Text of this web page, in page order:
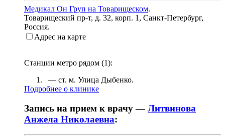
Медикал Он Груп на Товарищеском.
Товарищеский пр-т, д. 32, корп. 1 , Санкт-Петербург,
Россия.
Адрес на карте
Станции метро рядом (1):
— ст. м. Улица Дыбенко.
Подробнее о клинике
Запись на прием к врачу —Литвинова
Анжела Николаевна: